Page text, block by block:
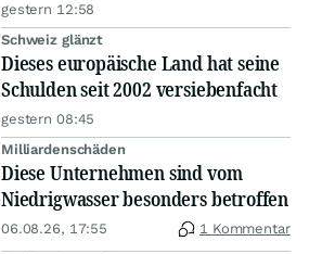
gestern 12:58
Schweiz glänzt
Dieses europäische Land hat seine
Schulden seit 2002 versiebenfacht
gestern 08:45
Milliardenschäden
Diese Unternehmen sind vom
Niedrigwasser besonders betroffen
06.08.26, 17:55 1 Kommentar